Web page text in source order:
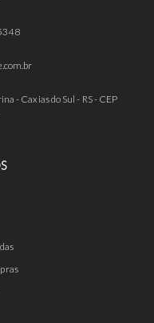
- Caxias do Sul - RS - CEP